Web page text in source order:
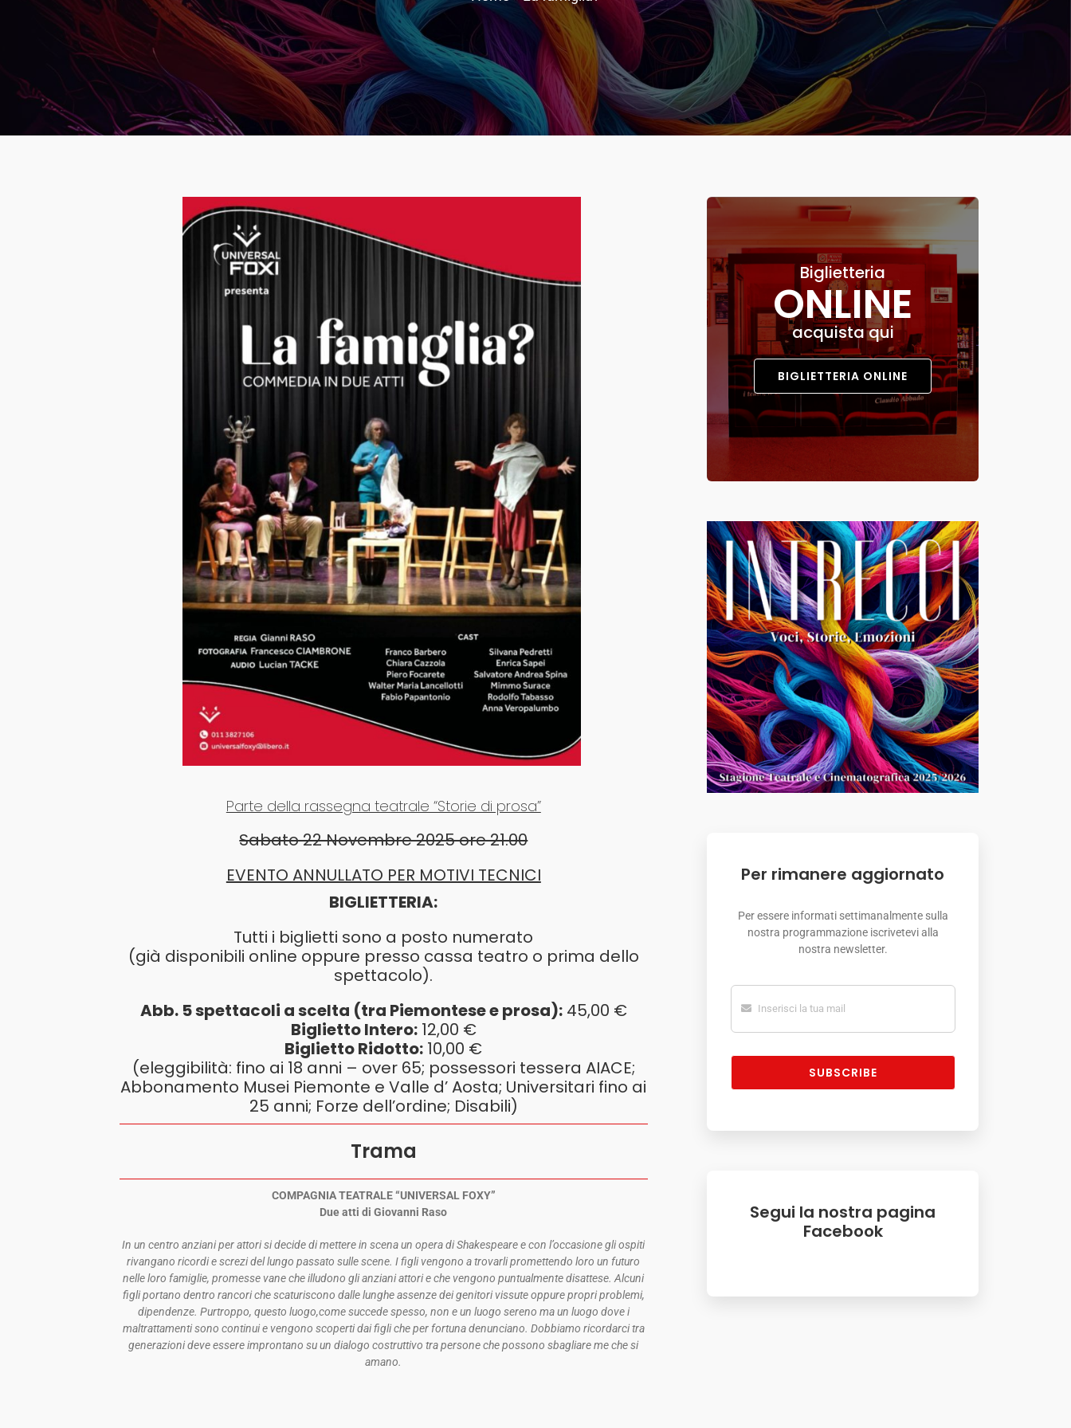
Parte della rassegna teatrale “Storie di prosa”
Sabato 22 Novembre 2025 ore 21.00
EVENTO ANNULLATO PER MOTIVI TECNICI
BIGLIETTERIA:
Tutti i biglietti sono a posto numerato
(già disponibili online oppure presso cassa teatro o prima dello
spettacolo).
Abb. 5 spettacoli a scelta (tra Piemontese e prosa):45,00 €
Biglietto Intero:12,00 €
Biglietto Ridotto: 10,00 €
(eleggibilità: fino ai 18 anni – over 65; possessori tessera AIACE;
Abbonamento Musei Piemonte e Valle d’ Aosta; Universitari fino ai
25 anni; Forze dell’ordine; Disabili)
Trama
COMPAGNIA TEATRALE “UNIVERSAL FOXY”
Due atti di Giovanni Raso
In un centro anziani per attori si decide di mettere in scena un opera di Shakespeare e con l’occasione gli ospiti
rivangano ricordi e screzi del lungo passato sulle scene. I figli vengono a trovarli promettendo loro un futuro
nelle loro famiglie, promesse vane che illudono gli anziani attori e che vengono puntualmente disattese. Alcuni
figli portano dentro rancori che scaturiscono dalle lunghe assenze dei genitori vissute oppure propri problemi,
dipendenze. Purtroppo, questo luogo,come succede spesso, non e un luogo sereno ma un luogo dove i
maltrattamenti sono continui e vengono scoperti dai figli che per fortuna denunciano. Dobbiamo ricordarci tra
generazioni deve essere improntano su un dialogo costruttivo tra persone che possono sbagliare me che si
amano.
Biglietteria
ONLINE
acquista qui
BIGLIETTERIA ONLINE
Per rimanere aggiornato
Per essere informati settimanalmente sulla
nostra programmazione iscrivetevi alla
nostra newsletter.
SUBSCRIBE
Segui la nostra pagina
Facebook